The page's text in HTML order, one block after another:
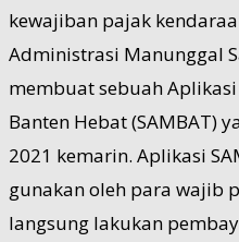
kewajiban pajak
Administrasi Manunggal
membuat sebuah
Banten Hebat (SAMBAT)
2021 kemarin. Aplikasi
gunakan oleh para wajib
langsung lakukan